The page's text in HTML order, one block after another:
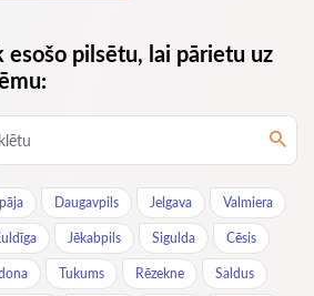
pilsētu, lai pārietu uz
Daugavpils Jelgava Valmiera
Jēkabpils Sigulda Cēsis
Tukums Rēzekne Saldus